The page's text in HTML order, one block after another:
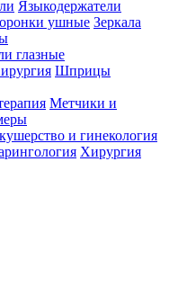
Языкодержатели
ушные Зеркала
глазные
Шприцы
Метчики и
и гинекология
Хирургия